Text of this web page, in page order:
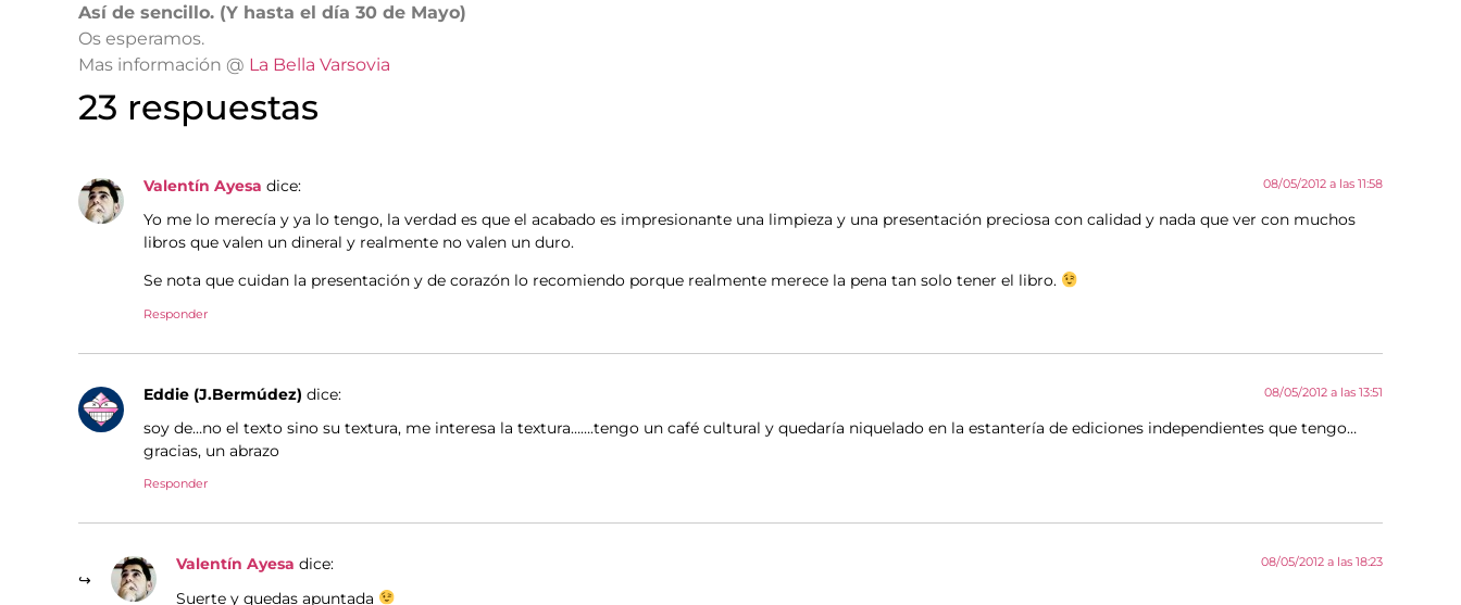
Así de sencillo. (Y hasta el día 30 de Mayo)
Os esperamos.
Mas información @ La Bella Varsovia
23 respuestas
Valentín Ayesa dice: 08/05/2012 a las 11:58
Yo me lo merecía y ya lo tengo, la verdad es que el acabado es impresionante una limpieza y una presentación preciosa con calidad y nada que ver con muchos
libros que valen un dineral y realmente no valen un duro.
Se nota que cuidan la presentación y de corazón lo recomiendo porque realmente merece la pena tan solo tener el libro.
Responder
Eddie (J.Bermúdez) dice: 08/05/2012 a las 13:51
soy de…no el texto sino su textura, me interesa la textura…….tengo un café cultural y quedaría niquelado en la estantería de ediciones independientes que tengo…
gracias, un abrazo
Responder
Valentín Ayesa dice: 08/05/2012 a las 18:23
Suerte y quedas apuntada